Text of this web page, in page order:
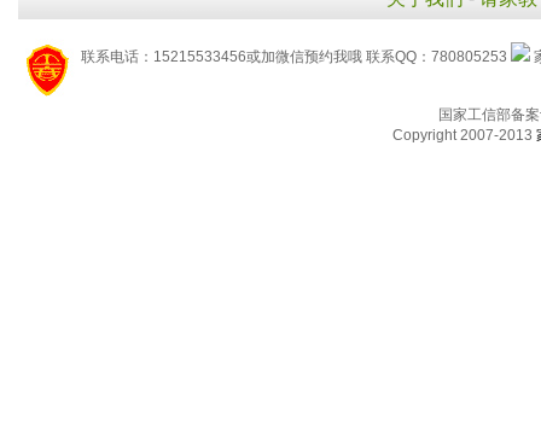
联系电话：15215533456或加微信预约我哦 联系QQ：780805253
国家工信部备
Copyright 2007-2013